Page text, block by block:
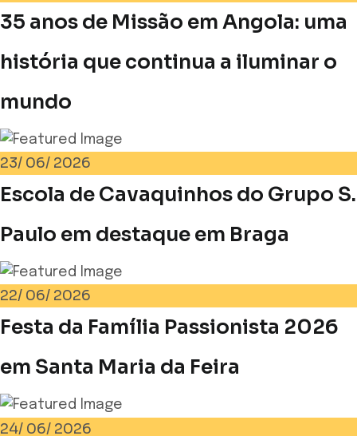
35 anos de Missão em Angola: uma
história que continua a iluminar o
mundo
23/ 06/ 2026
Escola de Cavaquinhos do Grupo S.
Paulo em destaque em Braga
22/ 06/ 2026
Festa da Família Passionista 2026
em Santa Maria da Feira
24/ 06/ 2026